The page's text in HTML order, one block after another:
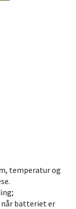
temperatur og
batteriet er